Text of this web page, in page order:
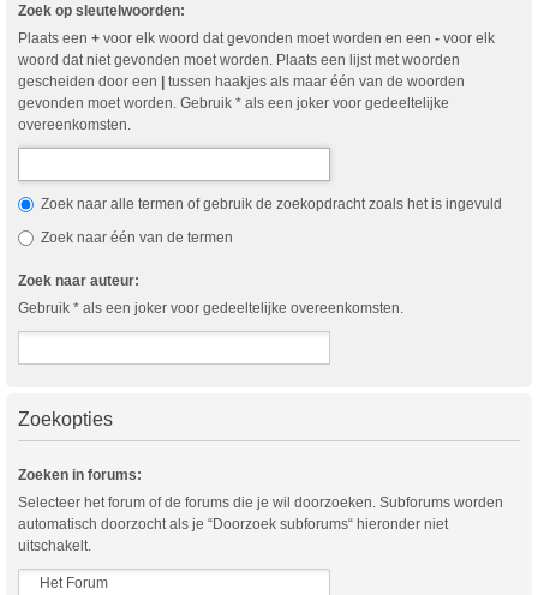
Zoek op sleutelwoorden:
Plaats een + voor elk woord dat gevonden moet worden en een - voor elk
woord dat niet gevonden moet worden. Plaats een lijst met woorden
gescheiden door een | tussen haakjes als maar één van de woorden
gevonden moet worden. Gebruik * als een joker voor gedeeltelijke
overeenkomsten.
Zoek naar alle termen of gebruik de zoekopdracht zoals het is ingevuld
Zoek naar één van de termen
Zoek naar auteur:
Gebruik * als een joker voor gedeeltelijke overeenkomsten.
Zoekopties
Zoeken in forums:
Selecteer het forum of de forums die je wil doorzoeken. Subforums worden
automatisch doorzocht als je “Doorzoek subforums“ hieronder niet
uitschakelt.